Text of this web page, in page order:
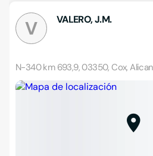
V VALERO, J.M.
N-340 km 693,9, 03350, Cox,